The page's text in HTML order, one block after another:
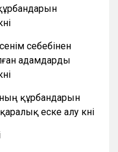
себебінен
адамдарды
құрбандарын
еске алу күні